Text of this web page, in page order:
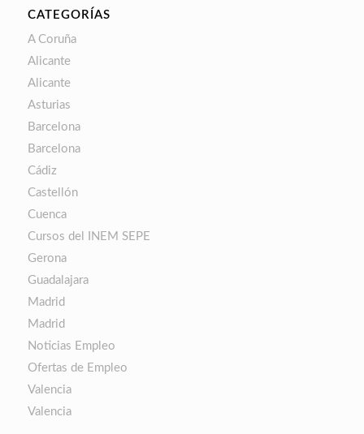
CATEGORÍAS
A Coruña
Alicante
Alicante
Asturias
Barcelona
Barcelona
Cádiz
Castellón
Cuenca
Cursos del INEM SEPE
Gerona
Guadalajara
Madrid
Madrid
Noticias Empleo
Ofertas de Empleo
Valencia
Valencia